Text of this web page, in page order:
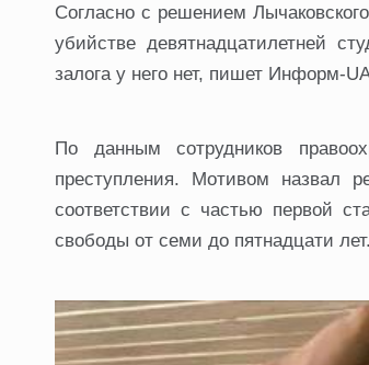
Согласно с решением
убийстве девятнадцатилетней
залога у него нет, пишет Информ-
По данным сотрудников
преступления. Мотивом назвал
соответствии с частью первой
свободы от семи до пятнадцати лет.